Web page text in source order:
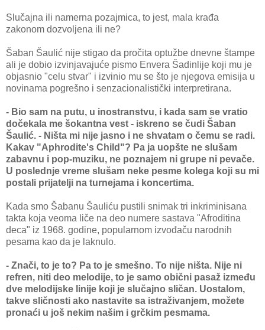
Slučajna ili namerna pozajmica, to jest, mala krađa
zakonom dozvoljena ili ne?
Šaban Šaulić nije stigao da pročita optužbe dnevne štampe
ali je dobio izvinjavajuće pismo Envera Šadinlije koji mu je
objasnio "celu stvar" i izvinio mu se što je njegova emisija u
novinama pogrešno i senzacionalistički interpretirana.
- Bio sam na putu, u inostranstvu, i kada sam se vratio
dočekala me šokantna vest - iskreno se čudi Šaban
Šaulić. - Ništa mi nije jasno i ne shvatam o čemu se radi.
Kakav "Aphrodite's Child"? Pa ja uopšte ne slušam
zabavnu i pop-muziku, ne poznajem ni grupe ni pevače.
U poslednje vreme slušam neke pesme kolega koji su mi
postali prijatelji na turnejama i koncertima.
Kada smo Šabanu Šauliću pustili snimak tri inkriminisana
takta koja veoma liče na deo numere sastava "Afroditina
deca" iz 1968. godine, popularnom izvođaču narodnih
pesama kao da je laknulo.
- Znači, to je to? Pa to je smešno. To nije ništa. Nije ni
refren, niti deo melodije, to je samo obični pasaž između
dve melodijske linije koji je slučajno sličan. Uostalom,
takve sličnosti ako nastavite sa istraživanjem, možete
pronaći u još nekim našim i grčkim pesmama.